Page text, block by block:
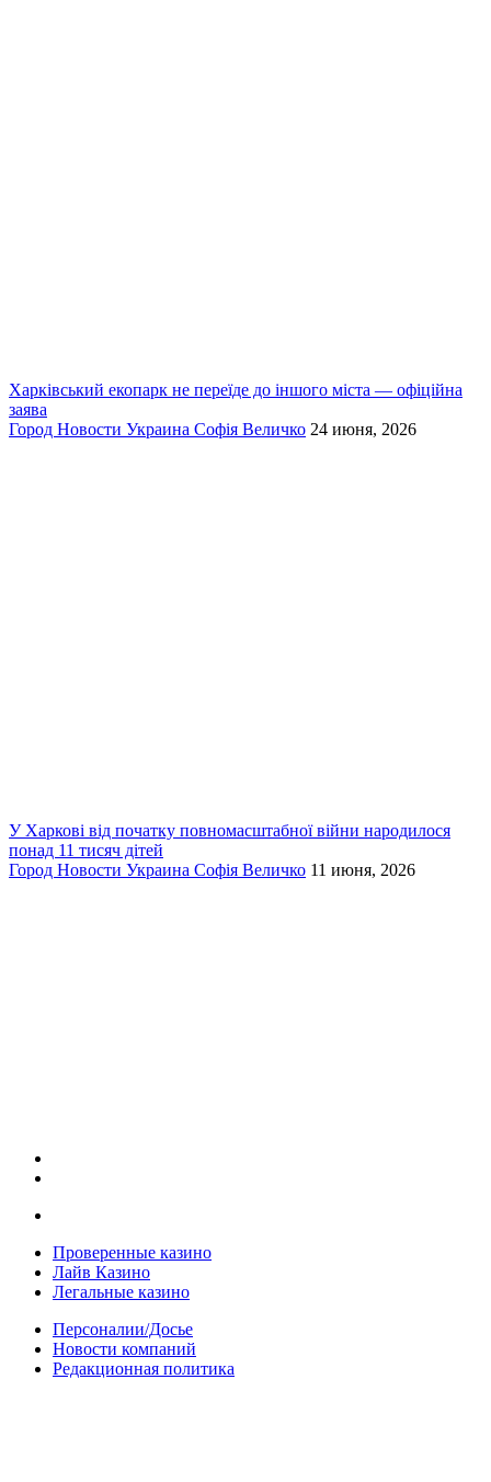
Харківський екопарк не переїде до іншого міста — офіційна
заява
Город Новости Украина Софія Величко 24 июня, 2026
У Харкові від початку повномасштабної війни народилося
понад 11 тисяч дітей
Город Новости Украина Софія Величко 11 июня, 2026
Проверенные казино
Лайв Казино
Легальные казино
Персоналии/Досье
Новости компаний
Редакционная политика